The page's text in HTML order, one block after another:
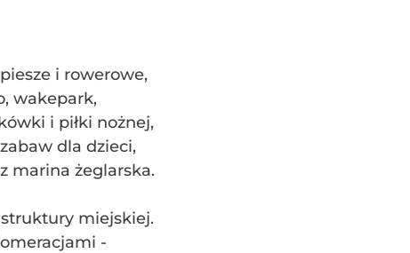
i rowerowe,
wakepark,
i piłki nożnej,
dla dzieci,
marina żeglarska.
miejskiej.
-